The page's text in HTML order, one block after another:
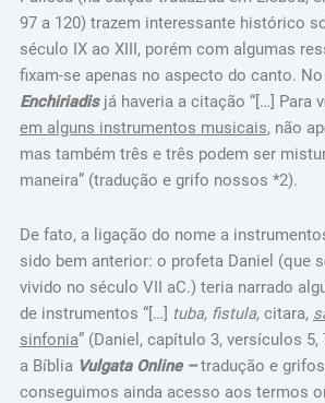
97 a 120) trazem interessante histórico
século IX ao XIII, porém com algumas
fixam-se apenas no aspecto do canto.
Enchiriadisjá haveria a citação “[…] Para
em alguns instrumentos musicais, não
mas também três e três podem ser
maneira” (tradução e grifo nossos *2).
De fato, a ligação do nome a
sido bem anterior: o profeta Daniel (que
vivido no século VII aC.) teria narrado
de instrumentos “[…] tuba, fistula, citara,
sinfonia” (Daniel, capítulo 3, versículos 5,
a Bíblia Vulgata Online –tradução e
conseguimos ainda acesso aos termos